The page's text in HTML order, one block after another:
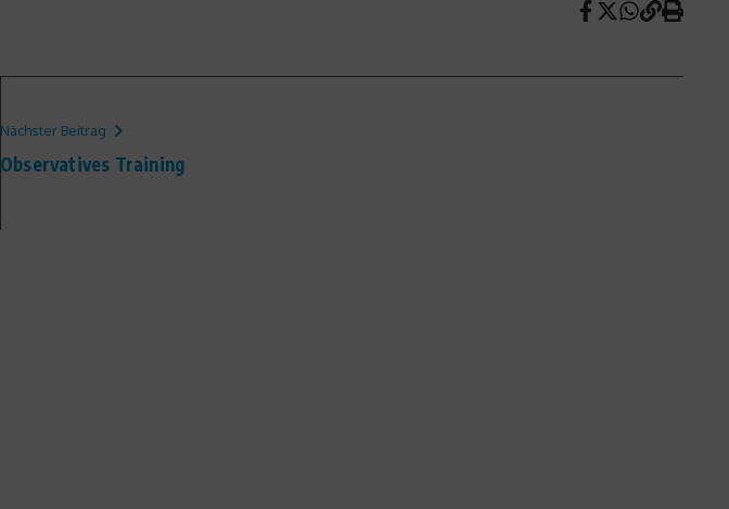
Nächster Beitrag
Observatives Training